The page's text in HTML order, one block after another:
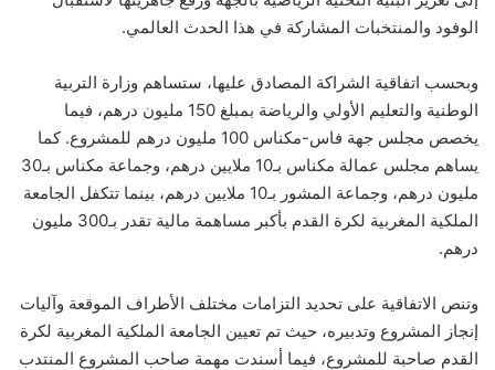
الوفود والمنتخبات المشاركة في هذا الحدث العالمي.
وبحسب اتفاقية الشراكة المصادق عليها، ستساهم وزارة التربية
الوطنية والتعليم الأولي والرياضة بمبلغ 150 مليون درهم، فيما
يخصص مجلس جهة فاس-مكناس 100 مليون درهم للمشروع. كما
يساهم مجلس عمالة مكناس بـ10 ملايين درهم، وجماعة مكناس بـ30
مليون درهم، وجماعة المشور بـ10 ملايين درهم، بينما تتكفل الجامعة
الملكية المغربية لكرة القدم بأكبر مساهمة مالية تقدر بـ300 مليون
درهم.
وتنص الاتفاقية على تحديد التزامات مختلف الأطراف الموقعة وآليات
إنجاز المشروع وتدبيره، حيث تم تعيين الجامعة الملكية المغربية لكرة
القدم صاحبة للمشروع، فيما أسندت مهمة صاحب المشروع المنتدب